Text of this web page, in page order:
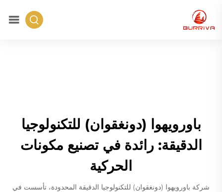
باورويهوا (دونغقوان) للتكنولوجيا
الدقيقة: رائدة في تصنيع مكونات
الحركية
شركة باورويهوا (دونغقوان) للتكنولوجيا الدقيقة المحدودة، تأسست في